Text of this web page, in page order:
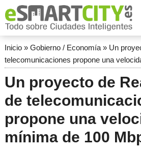
Inicio» Gobierno / Economía» Un
telecomunicaciones propone una
Un proyecto de
de
propone una
mínima de 100